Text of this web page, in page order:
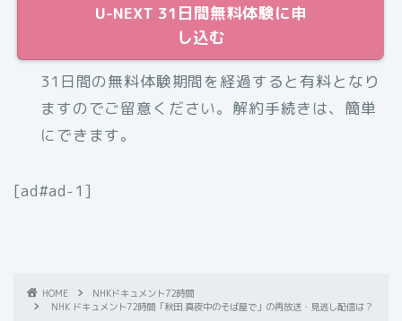
U-NEXT 31日間無料体験に申
し込む
31日間の無料体験期間を経過すると有料となり
ますのでご留意ください。解約手続きは、簡単
にできます。
[ad#ad-1]
HOME
NHKドキュメント72時間
NHK ドキュメント72時間「秋田 真夜中のそば屋で」の再放送・見逃し配信は？